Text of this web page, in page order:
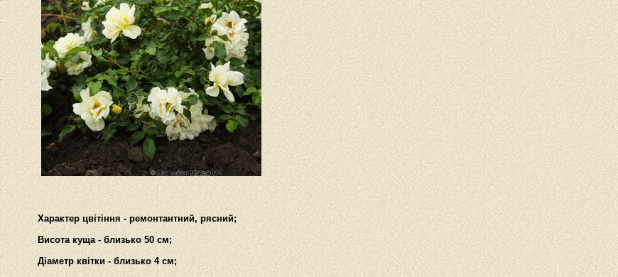
Характер цвітіння - ремонтантний, рясний;
Висота куща - близько 50 см;
Діаметр квітки - близько 4 см;